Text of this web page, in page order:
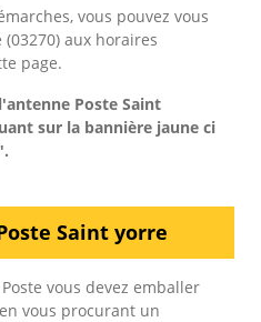
vous pouvez vous
aux horaires
page.
Poste Saint
sur la bannière jaune ci
Saint yorre
vous devez emballer
vous procurant un